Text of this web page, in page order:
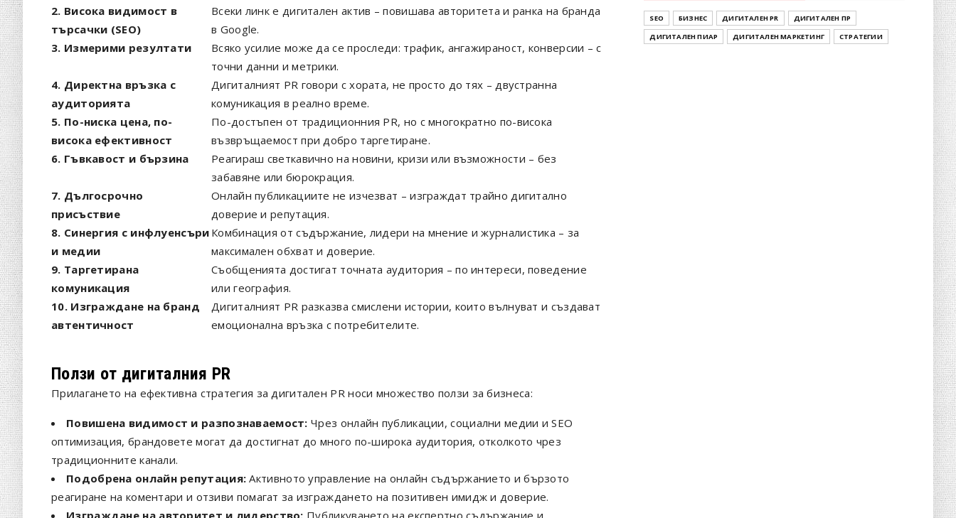
2. Висока видимост в
търсачки (SEO)
Всеки линк е дигитален актив – повишава авторитета и ранка на бранда
в Google.
3. Измерими резултати
Всяко усилие може да се проследи: трафик, ангажираност, конверсии – с
точни данни и метрики.
4. Директна връзка с
аудиторията
Дигиталният PR говори с хората, не просто до тях – двустранна
комуникация в реално време.
5. По-ниска цена, по-
висока ефективност
По-достъпен от традиционния PR, но с многократно по-висока
възвръщаемост при добро таргетиране.
6. Гъвкавост и бързина
Реагираш светкавично на новини, кризи или възможности – без
забавяне или бюрокрация.
7. Дългосрочно
присъствие
Онлайн публикациите не изчезват – изграждат трайно дигитално
доверие и репутация.
8. Синергия с инфлуенсъри
и медии
Комбинация от съдържание, лидери на мнение и журналистика – за
максимален обхват и доверие.
9. Таргетирана
комуникация
Съобщенията достигат точната аудитория – по интереси, поведение
или география.
10. Изграждане на бранд
автентичност
Дигиталният PR разказва смислени истории, които вълнуват и създават
емоционална връзка с потребителите.
Ползи от дигиталния PR
Прилагането на ефективна стратегия за дигитален PR носи множество ползи за бизнеса:
Повишена видимост и разпознаваемост: Чрез онлайн публикации, социални медии и SEO
оптимизация, брандовете могат да достигнат до много по-широка аудитория, отколкото чрез
традиционните канали.
Подобрена онлайн репутация: Активното управление на онлайн съдържанието и бързото
реагиране на коментари и отзиви помагат за изграждането на позитивен имидж и доверие.
Изграждане на авторитет и лидерство: Публикуването на експертно съдържание и
NOVINI
SEO БИЗНЕС ДИГИТАЛЕН PR
ДИГИТАЛЕН ПР
ДИГИТАЛЕН ПИАР
ДИГИТАЛЕН МАРКЕТИНГ СТРАТЕГИИ